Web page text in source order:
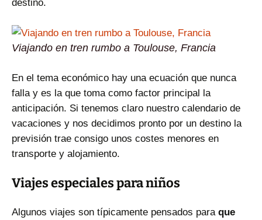
destino.
Viajando en tren rumbo a Toulouse, Francia
En el tema económico hay una ecuación que nunca
falla y es la que toma como factor principal la
anticipación. Si tenemos claro nuestro calendario de
vacaciones y nos decidimos pronto por un destino la
previsión trae consigo unos costes menores en
transporte y alojamiento.
Viajes especiales para niños
Algunos viajes son típicamente pensados para que